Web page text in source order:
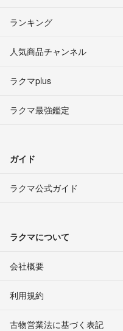
ランキング
人気商品チャンネル
ラクマplus
ラクマ最強鑑定
ガイド
ラクマ公式ガイド
ラクマについて
会社概要
利用規約
古物営業法に基づく表記